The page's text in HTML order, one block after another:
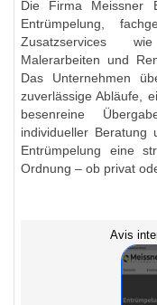
Die Firma Meissner
Entrümpelung,
Zusatzservices
Malerarbeiten und
Das Unternehmen
zuverlässige Abläufe,
besenreine
individueller Beratung
Entrümpelung eine
Ordnung – ob privat
Avis